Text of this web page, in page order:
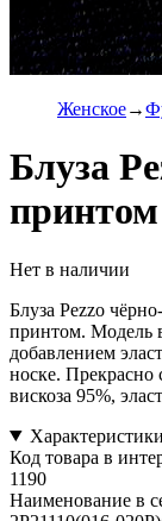
Женское
Блуза
принтом
Нет в наличии
Блуза Pezzo
принтом. Модель
добавлением
носке. Прекрасно
вискоза 95%,
Характеристики
Код товара в
1190
Наименование в